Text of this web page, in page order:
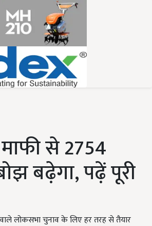
से 2754
बढ़ेगा, पढ़ें पूरी
लोकसभा चुनाव के लिए हर तरह से तैयार